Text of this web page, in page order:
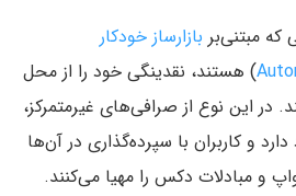
مبتنی‌بر بازارساز خودکار
) هستند، نقدینگی خود را از محل
در این نوع از صرافی‌های غیرمتمرکز،
و کاربران با سپرده‌گذاری در آن‌ها
و مبادلات دکس را مهیا می‌کنند.